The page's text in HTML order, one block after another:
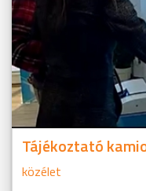
Tájékoztató
közélet